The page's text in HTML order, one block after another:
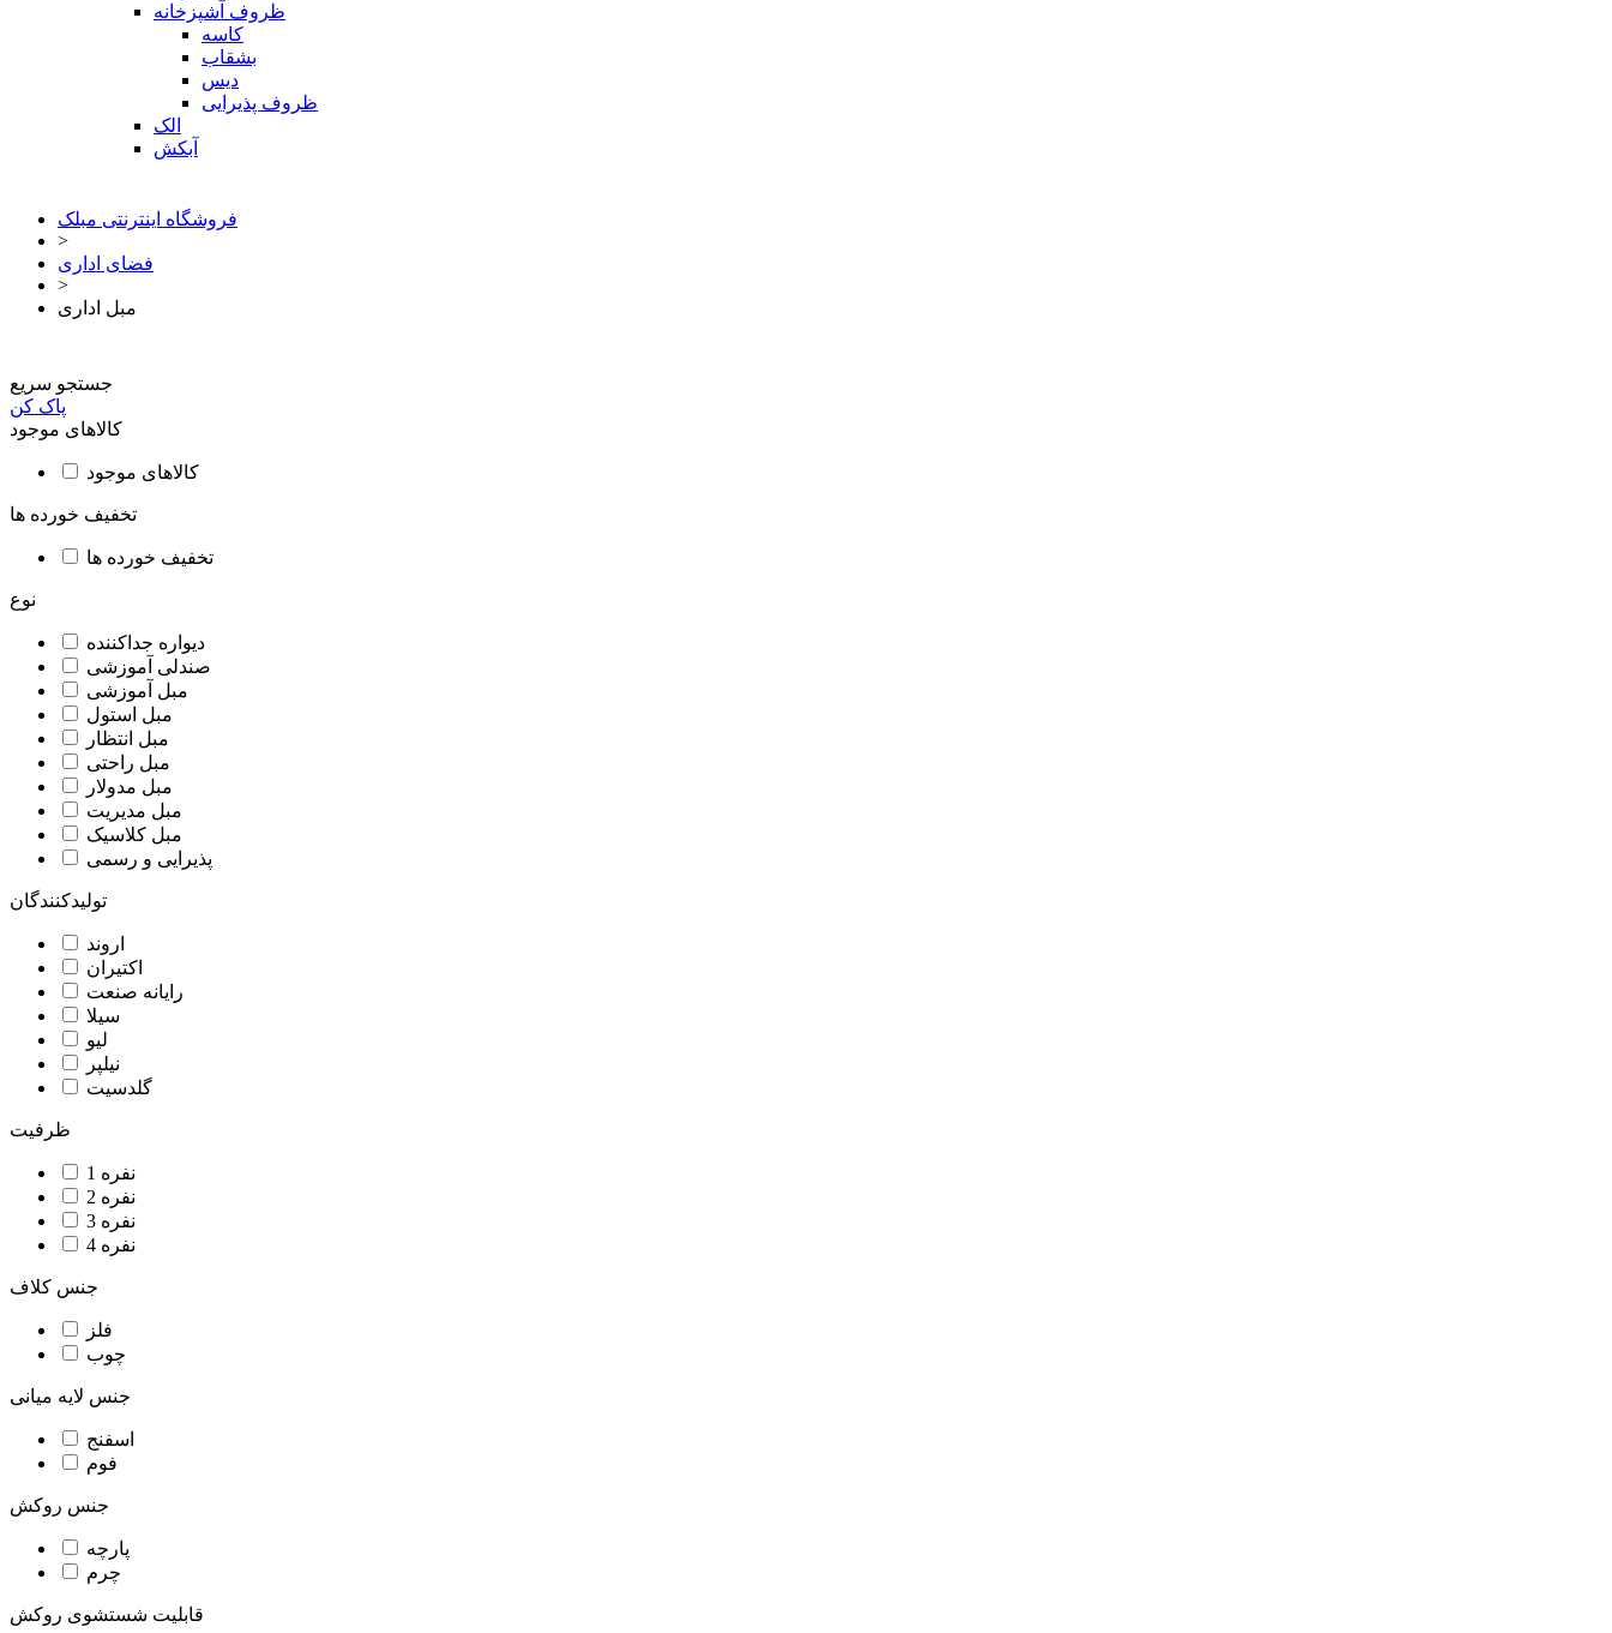
ظروف آشپزخانه
کاسه
بشقاب
دیس
ظروف پذیرایی
الک
آبکش
فروشگاه اینترنتی مبلک
>
فضای اداری
>
مبل اداری
جستجو سریع
پاک کن
کالاهای موجود
کالاهای موجود
تخفیف خورده ها
تخفیف خورده ها
نوع
دیواره جداکننده
صندلی آموزشی
مبل آموزشی
مبل استول
مبل انتظار
مبل راحتی
مبل مدولار
مبل مدیریت
مبل کلاسیک
پذیرایی و رسمی
تولیدکنندگان
اروند
اکتیران
رایانه صنعت
سیلا
لیو
نیلپر
گلدسیت
ظرفیت
1 نفره
2 نفره
3 نفره
4 نفره
جنس کلاف
فلز
چوب
جنس لایه میانی
اسفنج
فوم
جنس روکش
پارچه
چرم
قابلیت شستشوی روکش